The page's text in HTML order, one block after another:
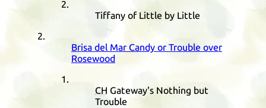
Tiffany of Little by Little
Brisa del Mar Candy or Trouble over
Rosewood
CH Gateway's Nothing but
Trouble